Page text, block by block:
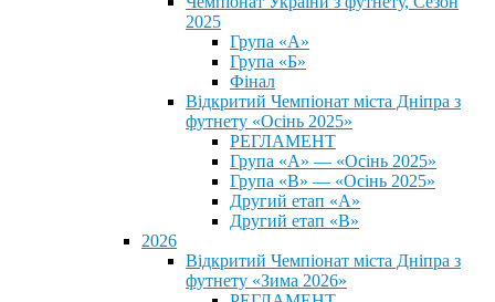
2025
Група «А»
Група «Б»
Фінал
Відкритий Чемпіонат міста Дніпра з
футнету «Осінь 2025»
РЕГЛАМЕНТ
Група «А» — «Осінь 2025»
Група «В» — «Осінь 2025»
Другий етап «А»
Другий етап «В»
2026
Відкритий Чемпіонат міста Дніпра з
футнету «Зима 2026»